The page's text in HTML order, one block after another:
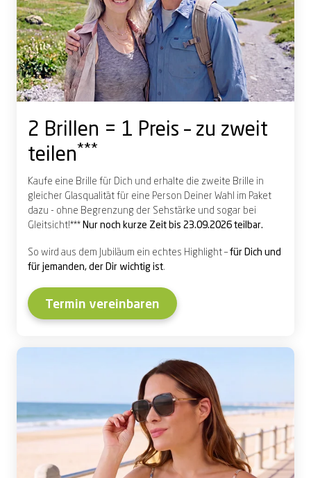
2 Brillen = 1 Preis – zu zweit
teilen***
Kaufe eine Brille für Dich und erhalte die zweite Brille in
gleicher Glasqualität für eine Person Deiner Wahl im Paket
dazu - ohne Begrenzung der Sehstärke und sogar bei
Gleitsicht!*** Nur noch kurze Zeit bis 23.09.2026 teilbar.
So wird aus dem Jubiläum ein echtes Highlight –für Dich und
für jemanden, der Dir wichtig ist.
Termin vereinbaren